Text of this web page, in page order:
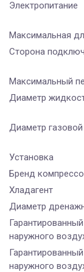
Электропитание
Максимальная
Сторона
Максимальный
Диаметр
Диаметр
Установка
Бренд
Хладагент
Диаметр
наружного
наружного